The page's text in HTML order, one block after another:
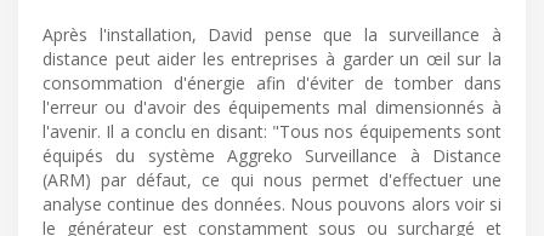
Après l'installation, David pense que la surveillance à
distance peut aider les entreprises à garder un œil sur la
consommation d'énergie afin d'éviter de tomber dans
l'erreur ou d'avoir des équipements mal dimensionnés à
l'avenir. Il a conclu en disant: "Tous nos équipements sont
équipés du système Aggreko Surveillance à Distance
(ARM) par défaut, ce qui nous permet d'effectuer une
analyse continue des données. Nous pouvons alors voir si
le générateur est constamment sous ou surchargé et